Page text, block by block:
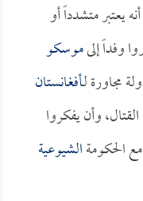
يعتبر متشدداً أو
وفداً إلىموسكو
مجاورة لـأفغانستان
وأن يفكروا
الحكومةالشيوعية